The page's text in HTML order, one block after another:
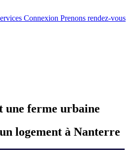
Connexion Prenons rendez-vous
une ferme urbaine
logement à Nanterre